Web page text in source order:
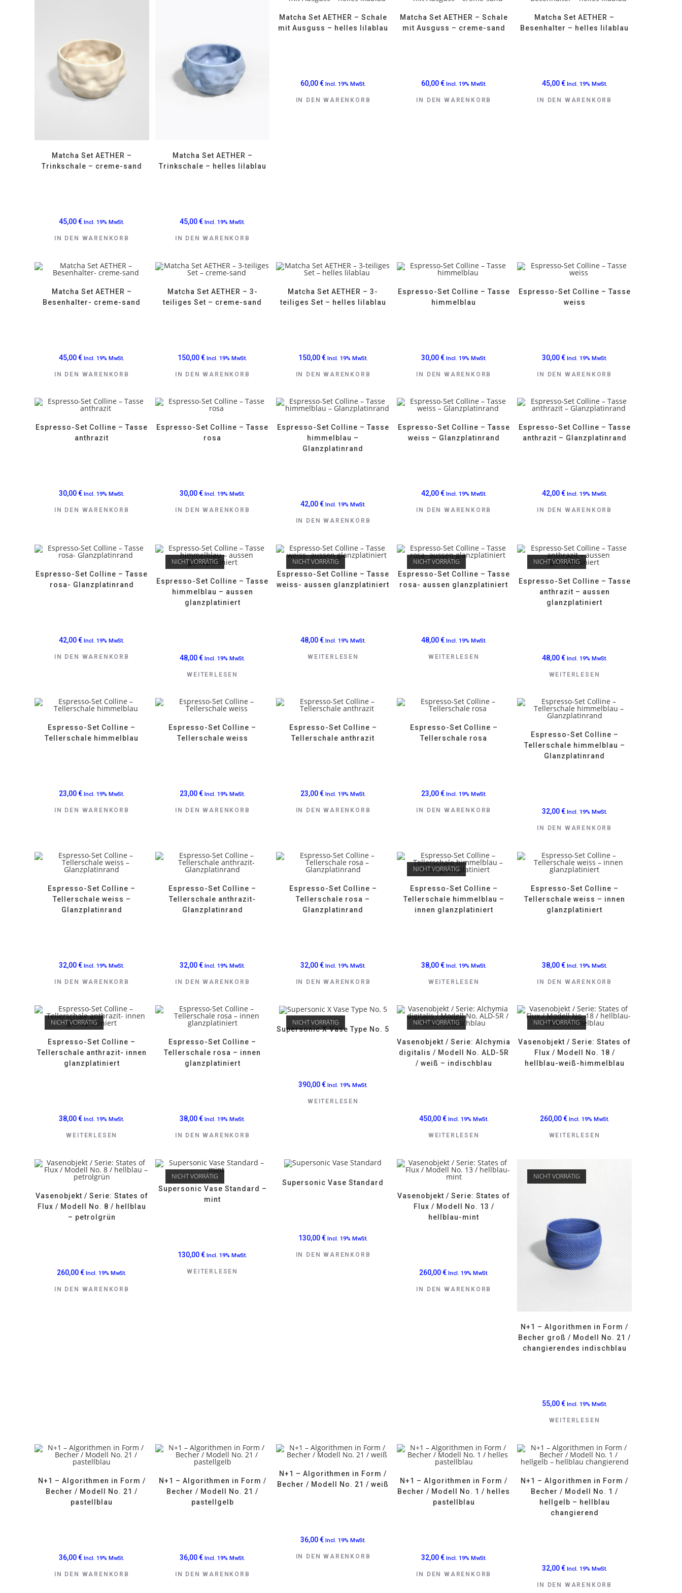
Matcha Set AETHER –
Trinkschale – creme-sand
45,00€ Incl. 19% MwSt.
IN DEN WARENKORB
Matcha Set AETHER –
Trinkschale – helles lilablau
45,00€ Incl. 19% MwSt.
IN DEN WARENKORB
Matcha Set AETHER – Schale
mit Ausguss – helles lilablau
60,00€ Incl. 19% MwSt.
IN DEN WARENKORB
Matcha Set AETHER – Schale
mit Ausguss – creme-sand
60,00€ Incl. 19% MwSt.
IN DEN WARENKORB
Matcha Set AETHER –
Besenhalter – helles lilablau
45,00€ Incl. 19% MwSt.
IN DEN WARENKORB
Matcha Set AETHER –
Besenhalter- creme-sand
45,00€ Incl. 19% MwSt.
IN DEN WARENKORB
Matcha Set AETHER – 3-
teiliges Set – creme-sand
150,00€ Incl. 19% MwSt.
IN DEN WARENKORB
Matcha Set AETHER – 3-
teiliges Set – helles lilablau
150,00€ Incl. 19% MwSt.
IN DEN WARENKORB
Espresso-Set Colline – Tasse
himmelblau
30,00€ Incl. 19% MwSt.
IN DEN WARENKORB
Espresso-Set Colline – Tasse
weiss
30,00€ Incl. 19% MwSt.
IN DEN WARENKORB
Espresso-Set Colline – Tasse
anthrazit
30,00€ Incl. 19% MwSt.
IN DEN WARENKORB
Espresso-Set Colline – Tasse
rosa
30,00€ Incl. 19% MwSt.
IN DEN WARENKORB
Espresso-Set Colline – Tasse
himmelblau –
Glanzplatinrand
42,00€ Incl. 19% MwSt.
IN DEN WARENKORB
Espresso-Set Colline – Tasse
weiss – Glanzplatinrand
42,00€ Incl. 19% MwSt.
IN DEN WARENKORB
Espresso-Set Colline – Tasse
anthrazit – Glanzplatinrand
42,00€ Incl. 19% MwSt.
IN DEN WARENKORB
Espresso-Set Colline – Tasse
rosa- Glanzplatinrand
42,00€ Incl. 19% MwSt.
IN DEN WARENKORB
NICHT VORRÄTIG
Espresso-Set Colline – Tasse
himmelblau – aussen
glanzplatiniert
48,00€ Incl. 19% MwSt.
WEITERLESEN
NICHT VORRÄTIG
Espresso-Set Colline – Tasse
weiss- aussen glanzplatiniert
48,00€ Incl. 19% MwSt.
WEITERLESEN
NICHT VORRÄTIG
Espresso-Set Colline – Tasse
rosa- aussen glanzplatiniert
48,00€ Incl. 19% MwSt.
WEITERLESEN
NICHT VORRÄTIG
Espresso-Set Colline – Tasse
anthrazit – aussen
glanzplatiniert
48,00€ Incl. 19% MwSt.
WEITERLESEN
Espresso-Set Colline –
Tellerschale himmelblau
23,00€ Incl. 19% MwSt.
IN DEN WARENKORB
Espresso-Set Colline –
Tellerschale weiss
23,00€ Incl. 19% MwSt.
IN DEN WARENKORB
Espresso-Set Colline –
Tellerschale anthrazit
23,00€ Incl. 19% MwSt.
IN DEN WARENKORB
Espresso-Set Colline –
Tellerschale rosa
23,00€ Incl. 19% MwSt.
IN DEN WARENKORB
Espresso-Set Colline –
Tellerschale himmelblau –
Glanzplatinrand
32,00€ Incl. 19% MwSt.
IN DEN WARENKORB
Espresso-Set Colline –
Tellerschale weiss –
Glanzplatinrand
32,00€ Incl. 19% MwSt.
IN DEN WARENKORB
Espresso-Set Colline –
Tellerschale anthrazit-
Glanzplatinrand
32,00€ Incl. 19% MwSt.
IN DEN WARENKORB
Espresso-Set Colline –
Tellerschale rosa –
Glanzplatinrand
32,00€ Incl. 19% MwSt.
IN DEN WARENKORB
NICHT VORRÄTIG
Espresso-Set Colline –
Tellerschale himmelblau –
innen glanzplatiniert
38,00€ Incl. 19% MwSt.
WEITERLESEN
Espresso-Set Colline –
Tellerschale weiss – innen
glanzplatiniert
38,00€ Incl. 19% MwSt.
IN DEN WARENKORB
NICHT VORRÄTIG
Espresso-Set Colline –
Tellerschale anthrazit- innen
glanzplatiniert
38,00€ Incl. 19% MwSt.
WEITERLESEN
Espresso-Set Colline –
Tellerschale rosa – innen
glanzplatiniert
38,00€ Incl. 19% MwSt.
IN DEN WARENKORB
NICHT VORRÄTIG
Supersonic X Vase Type No. 5
390,00€ Incl. 19% MwSt.
WEITERLESEN
NICHT VORRÄTIG
Vasenobjekt / Serie: Alchymia
digitalis / Modell No. ALD-5R
/ weiß – indischblau
450,00€ Incl. 19% MwSt.
WEITERLESEN
NICHT VORRÄTIG
Vasenobjekt / Serie: States of
Flux / Modell No. 18 /
hellblau-weiß-himmelblau
260,00€ Incl. 19% MwSt.
WEITERLESEN
Vasenobjekt / Serie: States of
Flux / Modell No. 8 / hellblau
– petrolgrün
260,00€ Incl. 19% MwSt.
IN DEN WARENKORB
NICHT VORRÄTIG
Supersonic Vase Standard –
mint
130,00€ Incl. 19% MwSt.
WEITERLESEN
Supersonic Vase Standard
130,00€ Incl. 19% MwSt.
IN DEN WARENKORB
Vasenobjekt / Serie: States of
Flux / Modell No. 13 /
hellblau-mint
260,00€ Incl. 19% MwSt.
IN DEN WARENKORB
NICHT VORRÄTIG
N+1 – Algorithmen in Form /
Becher groß / Modell No. 21 /
changierendes indischblau
55,00€ Incl. 19% MwSt.
WEITERLESEN
N+1 – Algorithmen in Form /
Becher / Modell No. 21 /
pastellblau
36,00€ Incl. 19% MwSt.
IN DEN WARENKORB
N+1 – Algorithmen in Form /
Becher / Modell No. 21 /
pastellgelb
36,00€ Incl. 19% MwSt.
IN DEN WARENKORB
N+1 – Algorithmen in Form /
Becher / Modell No. 21 / weiß
36,00€ Incl. 19% MwSt.
IN DEN WARENKORB
N+1 – Algorithmen in Form /
Becher / Modell No. 1 / helles
pastellblau
32,00€ Incl. 19% MwSt.
IN DEN WARENKORB
N+1 – Algorithmen in Form /
Becher / Modell No. 1 /
hellgelb – hellblau
changierend
32,00€ Incl. 19% MwSt.
IN DEN WARENKORB